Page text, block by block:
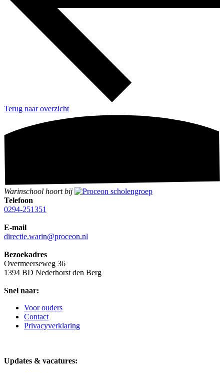
Terug naar overzicht
Warinschool hoort bij
Telefoon
0294-251351
E-mail
directie.warin@proceon.nl
Bezoekadres
Overmeerseweg 36
1394 BD Nederhorst den Berg
Snel naar:
Voor ouders
Contact
Privacyverklaring
Updates & vacatures: